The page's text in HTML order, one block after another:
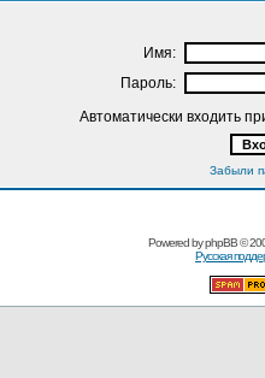
Имя:
Пароль:
Автоматически входить
Забыли
Powered byphpBB©
Русская